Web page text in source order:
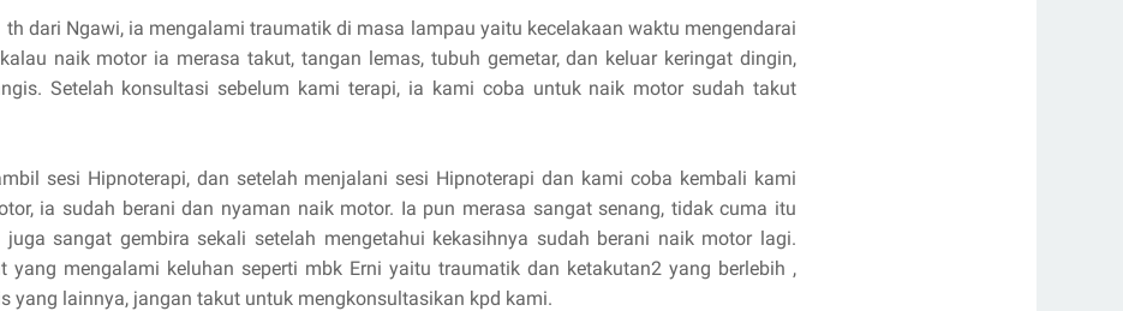
th dari Ngawi, ia mengalami traumatik di masa lampau yaitu kecelakaan waktu mengendarai
naik motor ia merasa takut, tangan lemas, tubuh gemetar, dan keluar keringat dingin,
Setelah konsultasi sebelum kami terapi, ia kami coba untuk naik motor sudah takut
sesi Hipnoterapi, dan setelah menjalani sesi Hipnoterapi dan kami coba kembali kami
ia sudah berani dan nyaman naik motor. Ia pun merasa sangat senang, tidak cuma itu
juga sangat gembira sekali setelah mengetahui kekasihnya sudah berani naik motor lagi.
yang mengalami keluhan seperti mbk Erni yaitu traumatik dan ketakutan2 yang berlebih ,
yang lainnya, jangan takut untuk mengkonsultasikan kpd kami.